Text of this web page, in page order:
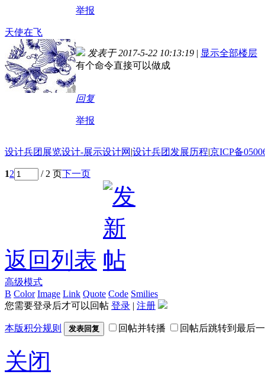
举报
天使在飞
发表于 2017-5-22 10:13:19 | 显示全部楼层
有个命令直接可以做成
回复
举报
设计兵团展览设计-展示设计网 |设计兵团发展历程|京ICP备
12 / 2 页下一页
返回列表
高级模式
B Color Image Link Quote Code Smilies
您需要登录后才可以回帖 登录 | 注册
本版积分规则 发表回复 回帖并转播 回帖后跳转到最后
关闭